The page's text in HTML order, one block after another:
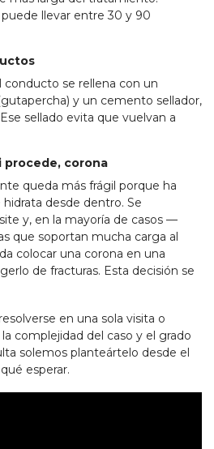
llevar entre 30 y 90
conducto se rellena con un
y un cemento sellador,
sellado evita que vuelvan a
procede, corona
queda más frágil porque ha
desde dentro. Se
y, en la mayoría de casos —
que soportan mucha carga al
colocar una corona en una
de fracturas. Esta decisión se
en una sola visita o
complejidad del caso y el grado
solemos planteártelo desde el
esperar.